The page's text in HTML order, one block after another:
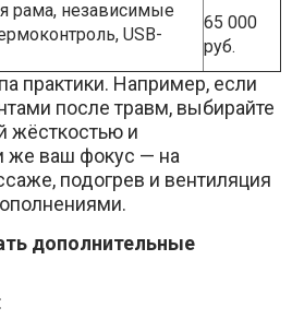
рама, независимые
USB-
65 000
руб.
практики. Например, если
после травм, выбирайте
жёсткостью и
же ваш фокус — на
подогрев и вентиляция
дополнительные